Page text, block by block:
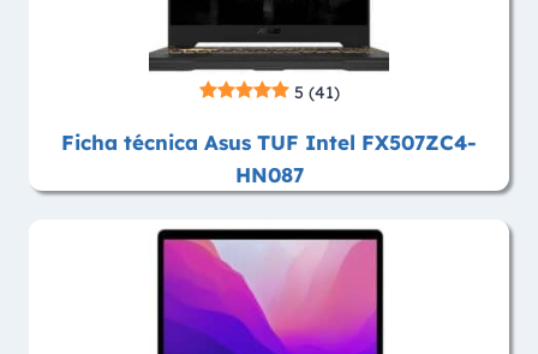
5 (41)
Ficha técnica Asus TUF Intel FX507ZC4-
HN087